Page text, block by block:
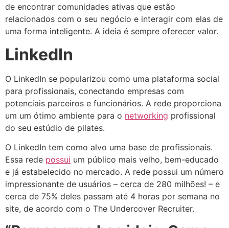
de encontrar comunidades ativas que estão
relacionados com o seu negócio e interagir com elas de
uma forma inteligente. A ideia é sempre oferecer valor.
LinkedIn
O LinkedIn se popularizou como uma plataforma social
para profissionais, conectando empresas com
potenciais parceiros e funcionários. A rede proporciona
um um ótimo ambiente para o networking profissional
do seu estúdio de pilates.
O LinkedIn tem como alvo uma base de profissionais.
Essa rede possui um público mais velho, bem-educado
e já estabelecido no mercado. A rede possui um número
impressionante de usuários – cerca de 280 milhões! – e
cerca de 75% deles passam até 4 horas por semana no
site, de acordo com o The Undercover Recruiter.